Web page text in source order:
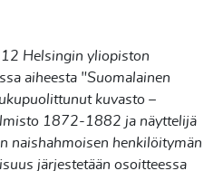
Helsingin yliopiston
aiheesta "Suomalainen
kuvasto –
1872-1882 ja näyttelijä
naishahmoisen henkilöitymän
järjestetään osoitteessa